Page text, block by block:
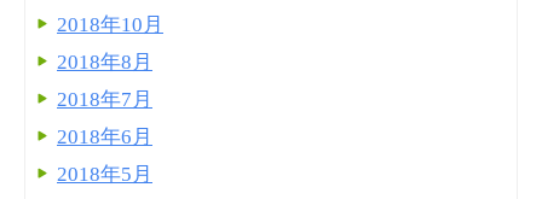
2018年10月
2018年8月
2018年7月
2018年6月
2018年5月